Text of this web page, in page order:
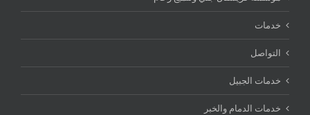
خدمات
التواصل
خدمات الجبيل
خدمات الدمام والخبر